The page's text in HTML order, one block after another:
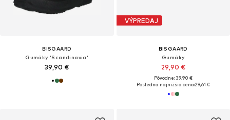
BISGAARD
Gumáky 'Scandinavia'
39,90 €
VÝPREDAJ
BISGAARD
Gumáky
29,90 €
Pôvodne: 39,90 €
Posledná najnižšia cena:29,61 €